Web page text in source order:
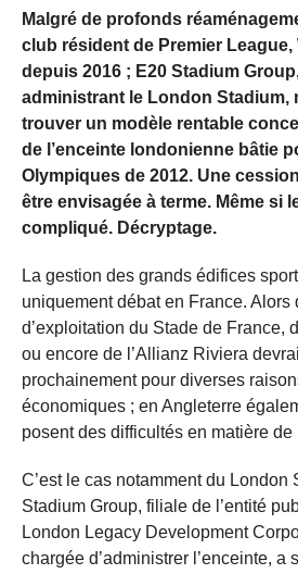
Malgré de profonds
club résident de Premier League,
depuis 2016 ; E20 Stadium
administrant le London Stadium,
trouver un modèle rentable
de l’enceinte londonienne bâtie
Olympiques de 2012. Une
être envisagée à terme. Même si
compliqué. Décryptage.
La gestion des grands édifices
uniquement débat en France. Alors
d’exploitation du Stade de France,
ou encore de l’Allianz Riviera
prochainement pour diverses
économiques ; en Angleterre
posent des difficultés en matière de
C’est le cas notamment du London
Stadium Group, filiale de l’entité
London Legacy Development
chargée d’administrer l’enceinte, a